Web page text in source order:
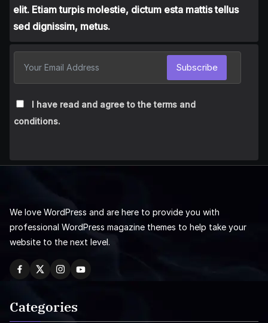
elit. Etiam turpis molestie, dictum esta mattis tellus
sed dignissim, metus.
I have read and agree to the terms and
conditions.
Subscribe
We love WordPress and are here to provide you with
professional WordPress magazine themes to help take your
website to the next level.
Categories